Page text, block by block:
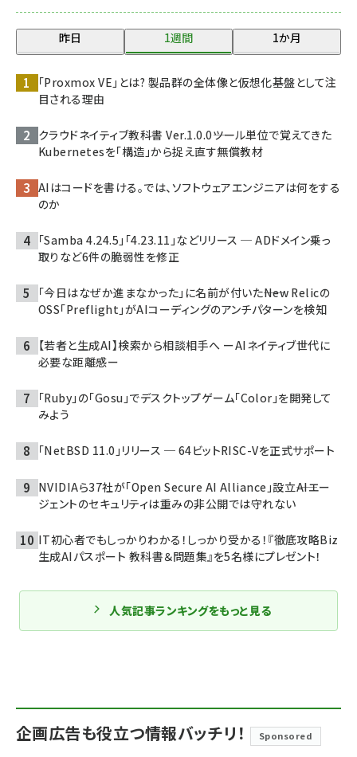
昨日 1週間 1か月
「Proxmox VE」とは? 製品群の全体像と仮想化基盤として注
目される理由
クラウドネイティブ教科書 Ver.1.0.0――ツール単位で覚えてきた
Kubernetesを「構造」から捉え直す無償教材
AIはコードを書ける。では、ソフトウェアエンジニアは何をする
のか
「Samba 4.24.5」「4.23.11」などリリース ─ ADドメイン乗っ
取りなど6件の脆弱性を修正
「今日はなぜか進まなかった」に名前が付いた――New Relicの
OSS「Preflight」がAIコーディングのアンチパターンを検知
【若者と生成AI】検索から相談相手へ ーAIネイティブ世代に
必要な距離感ー
「Ruby」の「Gosu」でデスクトップゲーム「Color」を開発して
みよう
「NetBSD 11.0」リリース ─ 64ビットRISC-Vを正式サポート
NVIDIAら37社が「Open Secure AI Alliance」設立――AIエー
ジェントのセキュリティは重みの非公開では守れない
IT初心者でもしっかりわかる！しっかり受かる！『徹底攻略Biz
生成AIパスポート 教科書＆問題集』を5名様にプレゼント！
人気記事ランキングをもっと見る
企画広告も役立つ情報バッチリ！ Sponsored